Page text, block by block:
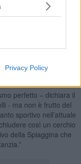
Privacy Policy
che può contare
Comune.
“Sport e Periferie
55 interventi
100 mila abitanti, tra
delle
perfetto – dichiara il
- ma non è frutto del
sportivo nell’attuale
così un cerchio
della Spiaggina che